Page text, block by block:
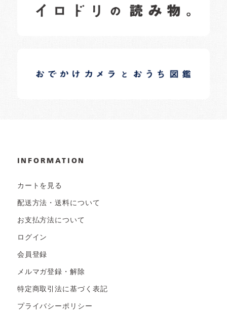
日常の様子など随時更新中です。
日常の様子など随時更新中です。
INFORMATION
カートを見る
配送方法・送料について
お支払方法について
ログイン
会員登録
メルマガ登録・解除
特定商取引法に基づく表記
プライバシーポリシー